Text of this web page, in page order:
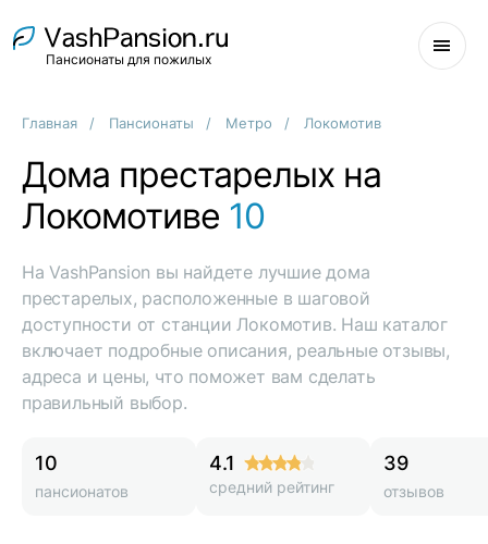
Пансионаты для пожилых
Главная Пансионаты Метро Локомотив
Дома престарелых на
Локомотиве 10
На VashPansion вы найдете лучшие дома
престарелых, расположенные в шаговой
доступности от станции Локомотив. Наш каталог
включает подробные описания, реальные отзывы,
адреса и цены, что поможет вам сделать
правильный выбор.
10
пансионатов
4.1
средний рейтинг
39
отзывов